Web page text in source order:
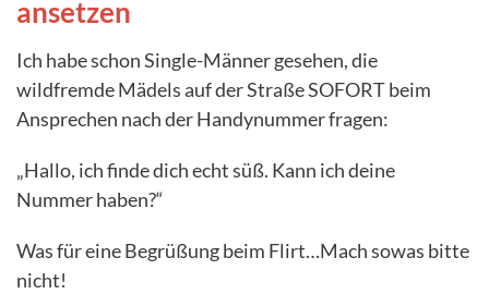
ansetzen
Ich habe schon Single-Männer gesehen, die
wildfremde Mädels auf der Straße SOFORT beim
Ansprechen nach der Handynummer fragen:
„Hallo, ich finde dich echt süß. Kann ich deine
Nummer haben?“
Was für eine Begrüßung beim Flirt…Mach sowas bitte
nicht!